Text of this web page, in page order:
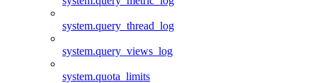
system.query_thread_log
system.query_views_log
system.quota_limits